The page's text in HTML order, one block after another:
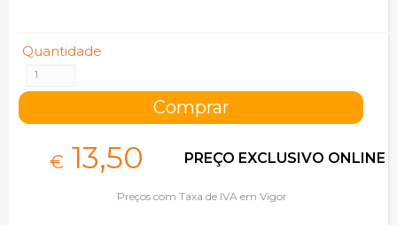
Quantidade
€ 13,50 PREÇO EXCLUSIVO ONLINE
Preços com Taxa de IVA em Vigor